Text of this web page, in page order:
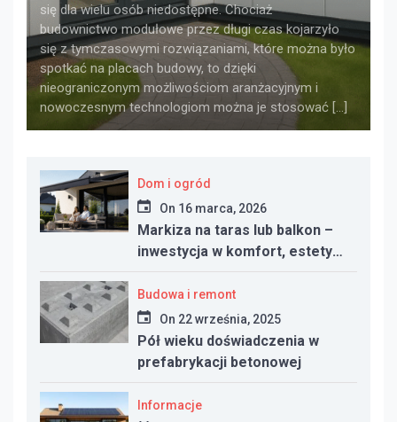
się dla wielu osób niedostępne. Chociaż
budownictwo modułowe przez długi czas kojarzyło
się z tymczasowymi rozwiązaniami, które można było
spotkać na placach budowy, to dzięki
nieograniczonym możliwościom aranżacyjnym i
nowoczesnym technologiom można je stosować […]
Dom i ogród
On 16 marca, 2026
Markiza na taras lub balkon –
inwestycja w komfort, estetykę
i funkcjonalność przestrzeni
Budowa i remont
On 22 września, 2025
Pół wieku doświadczenia w
prefabrykacji betonowej
Informacje